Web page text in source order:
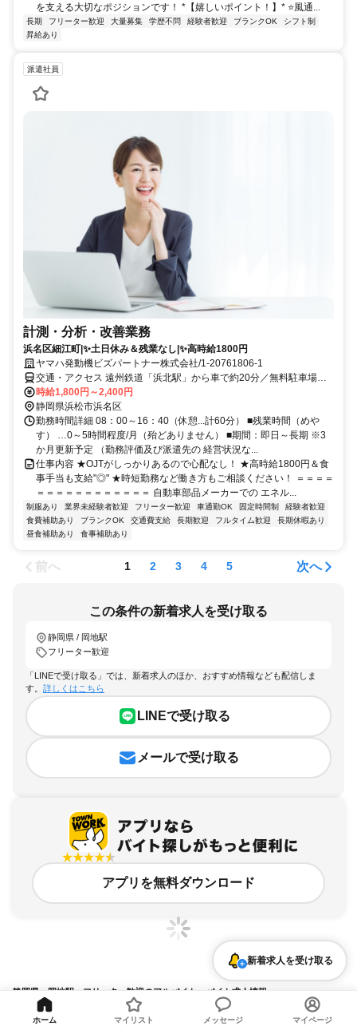
を支える大切なポジションです！ *【嬉しいポイント！】* ⭐️風通...
長期 フリーター歓迎 大量募集 学歴不問 経験者歓迎 ブランクOK
シフト制
昇給あり
派遣社員
計測・分析・改善業務
浜名区細江町|✨土日休み＆残業なし|✨高時給1800円
ヤマハ発動機ビズパートナー株式会社/1-20761806-1
交通・アクセス 遠州鉄道「浜北駅」から車で約20分／無料駐車場完
備
時給1,800円～2,400円
静岡県浜松市浜名区
勤務時間詳細 08：00～16：40（休憩...計60分） ■残業時間（めや
す） …0～5時間程度/月（殆どありません） ■期間：即日～長期 ※3
か月更新予定 （勤務評価及び派遣先の 経営状況な...
仕事内容 ★OJTがしっかりあるので心配なし！ ★高時給1800円＆食
事手当も支給"◎" ★時短勤務など働き方もご相談ください！ ＝＝＝＝
＝＝＝＝＝＝＝＝＝＝＝＝ 自動車部品メーカーでの エネル...
制服あり 業界未経験者歓迎 フリーター歓迎 車通勤OK 固定時間制
経験者歓迎
食費補助あり
ブランクOK 交通費支給 長期歓迎 フルタイム歓迎
長期休暇あり
昼食補助あり
食事補助あり
前へ 1 2 3 4 5 次へ
この条件の新着求人を受け取る
静岡県 / 岡地駅
フリーター歓迎
「LINEで受け取る」では、新着求人のほか、おすすめ情報なども配信しま
す。 詳しくはこちら
LINEで受け取る
メールで受け取る
アプリを無料ダウンロード
静岡県、岡地駅、フリーター歓迎のアルバイト・バイト求人情報
求人の詳細を表示
新着求人を受け取る
ホーム マイリスト メッセージ マイページ